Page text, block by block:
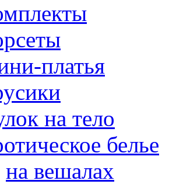
платья
на тело
белье
на вешалах